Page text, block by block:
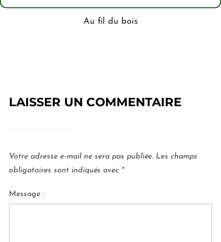
Au fil du bois
LAISSER UN COMMENTAIRE
Votre adresse e-mail ne sera pas publiée. Les champs
obligatoires sont indiqués avec *
Message :